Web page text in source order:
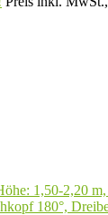
1,50-2,20
180°,